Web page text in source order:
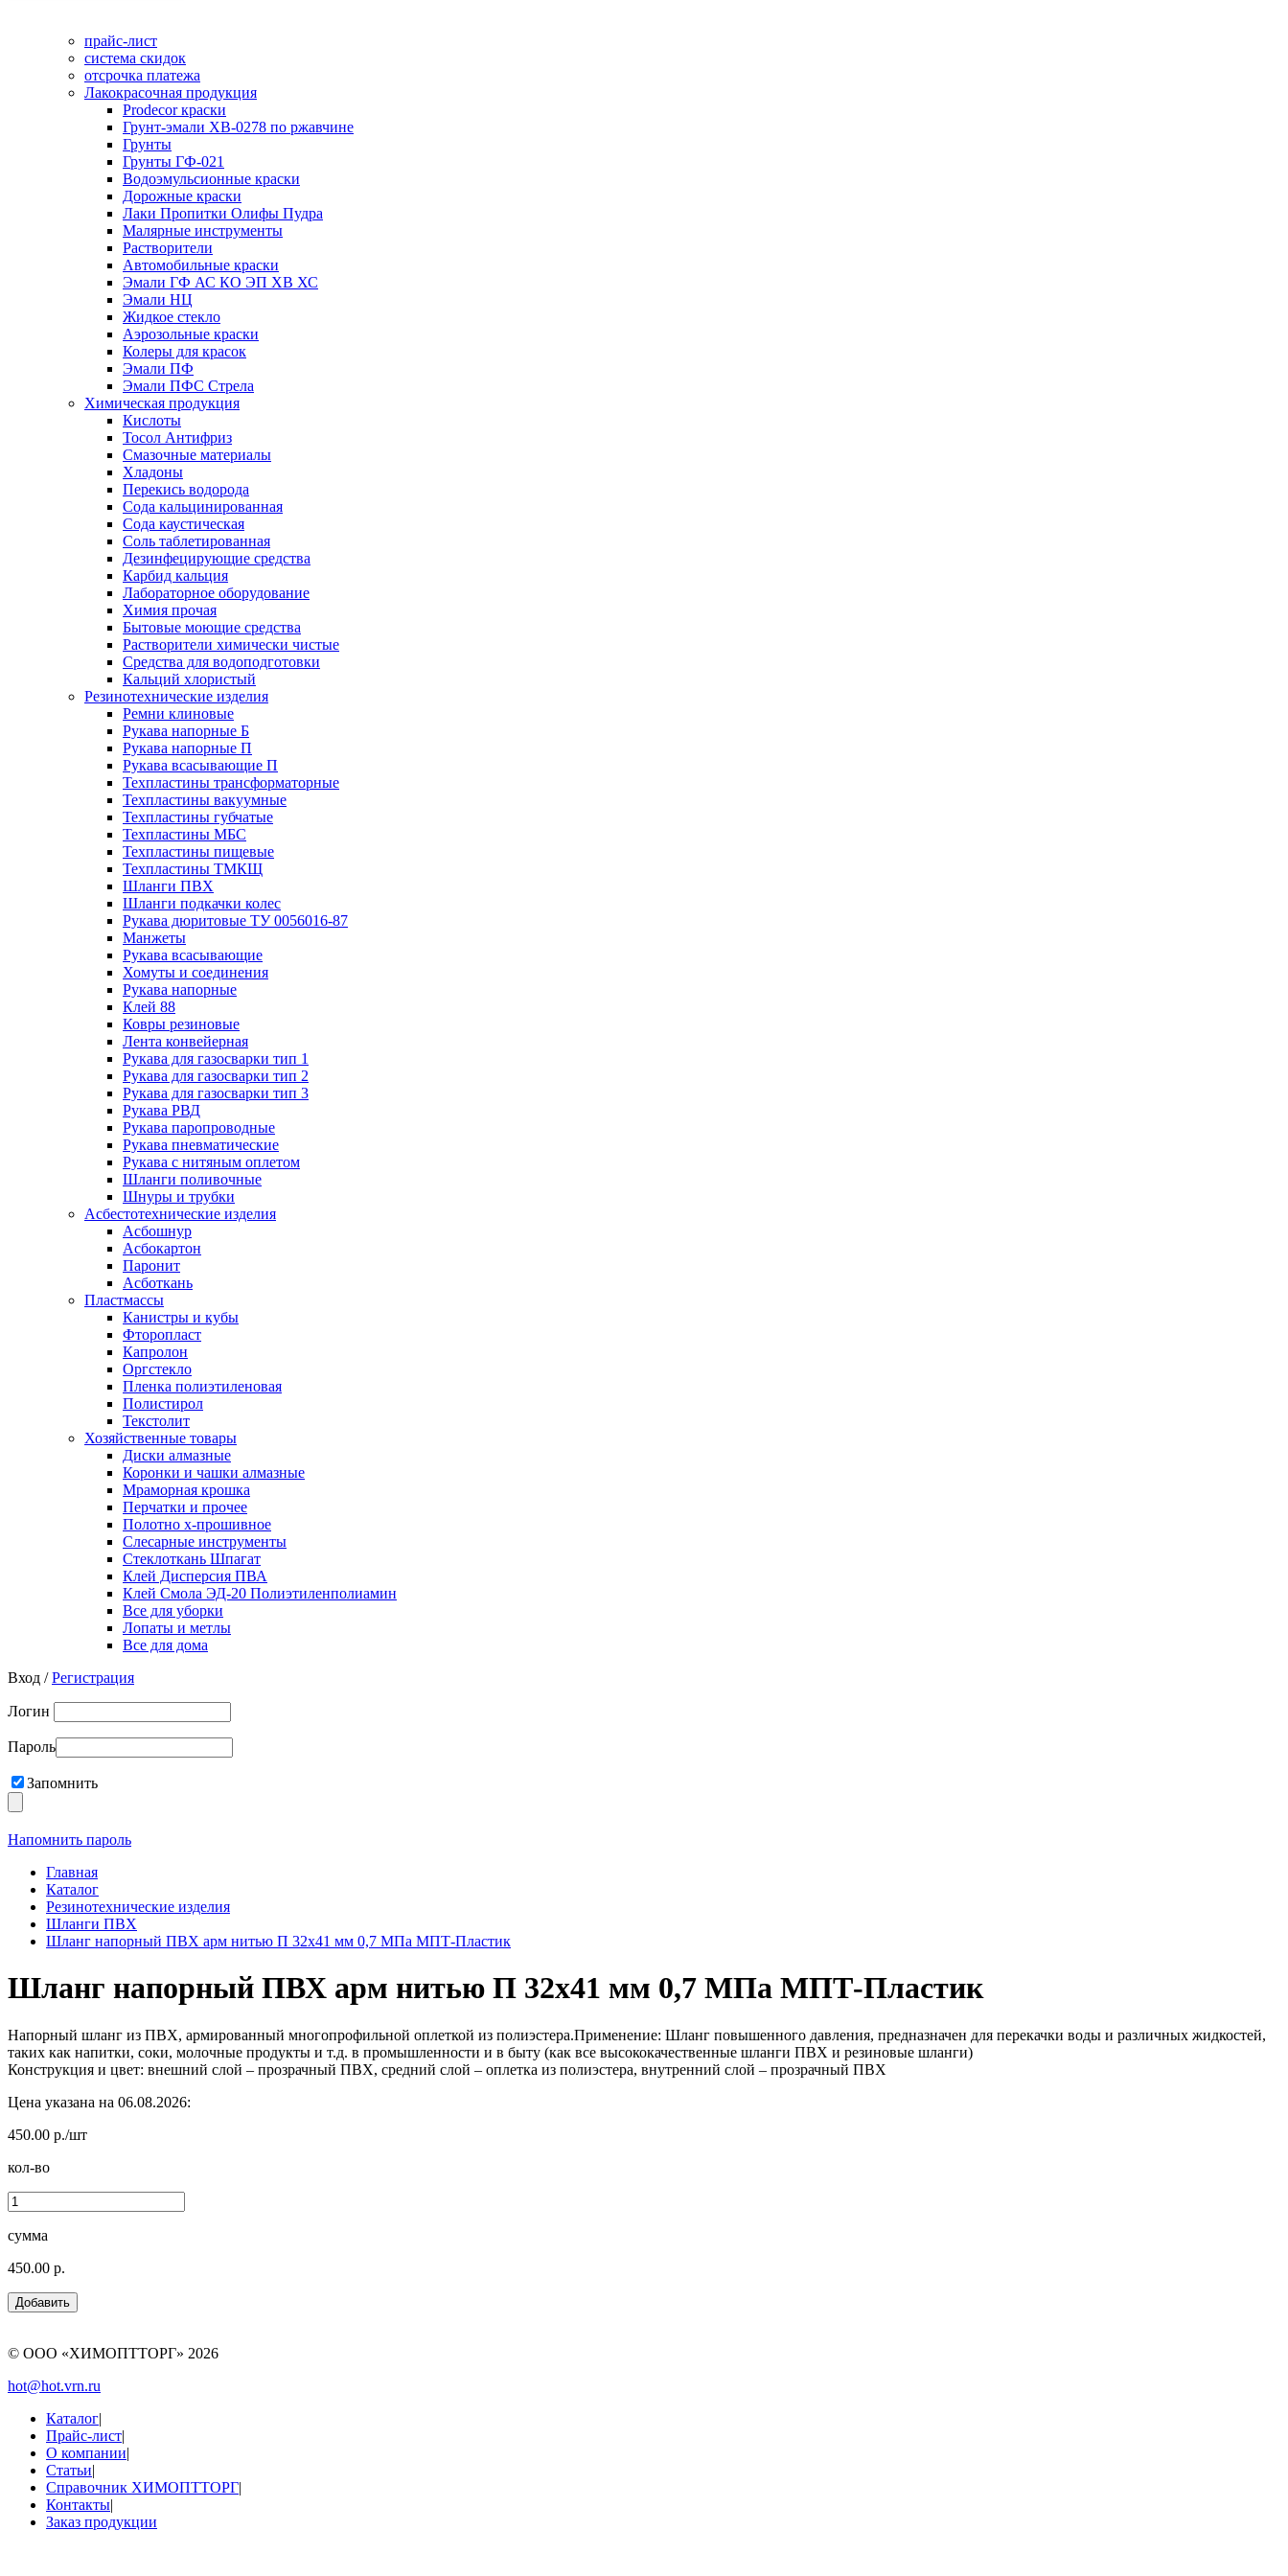
прайс-лист
система скидок
отсрочка платежа
Лакокрасочная продукция
Prodecor краски
Грунт-эмали ХВ-0278 по ржавчине
Грунты
Грунты ГФ-021
Водоэмульсионные краски
Дорожные краски
Лаки Пропитки Олифы Пудра
Малярные инструменты
Растворители
Автомобильные краски
Эмали ГФ АС КО ЭП ХВ ХС
Эмали НЦ
Жидкое стекло
Аэрозольные краски
Колеры для красок
Эмали ПФ
Эмали ПФС Стрела
Химическая продукция
Кислоты
Тосол Антифриз
Смазочные материалы
Хладоны
Перекись водорода
Сода кальцинированная
Сода каустическая
Соль таблетированная
Дезинфецирующие средства
Карбид кальция
Лабораторное оборудование
Химия прочая
Бытовые моющие средства
Растворители химически чистые
Средства для водоподготовки
Кальций хлористый
Резинотехнические изделия
Ремни клиновые
Рукава напорные Б
Рукава напорные П
Рукава всасывающие П
Техпластины трансформаторные
Техпластины вакуумные
Техпластины губчатые
Техпластины МБС
Техпластины пищевые
Техпластины ТМКЩ
Шланги ПВХ
Шланги подкачки колес
Рукава дюритовые ТУ 0056016-87
Манжеты
Рукава всасывающие
Хомуты и соединения
Рукава напорные
Клей 88
Ковры резиновые
Лента конвейерная
Рукава для газосварки тип 1
Рукава для газосварки тип 2
Рукава для газосварки тип 3
Рукава РВД
Рукава паропроводные
Рукава пневматические
Рукава с нитяным оплетом
Шланги поливочные
Шнуры и трубки
Асбестотехнические изделия
Асбошнур
Асбокартон
Паронит
Асботкань
Пластмассы
Канистры и кубы
Фторопласт
Капролон
Оргстекло
Пленка полиэтиленовая
Полистирол
Текстолит
Хозяйственные товары
Диски алмазные
Коронки и чашки алмазные
Мраморная крошка
Перчатки и прочее
Полотно х-прошивное
Слесарные инструменты
Стеклоткань Шпагат
Клей Дисперсия ПВА
Клей Смола ЭД-20 Полиэтиленполиамин
Все для уборки
Лопаты и метлы
Все для дома
Вход /Регистрация
Логин
Пароль
Запомнить
Напомнить пароль
Главная
Каталог
Резинотехнические изделия
Шланги ПВХ
Шланг напорный ПВХ арм нитью П 32х41 мм 0,7 МПа МПТ-Пластик
Шланг напорный ПВХ арм нитью П 32х41 мм 0,7 МПа МПТ-Пластик
Напорный шланг из ПВХ, армированный многопрофильной оплеткой из полиэстера.Применение: Шланг повышенного давления, предназначен для перекачки воды и различных жидкостей,
таких как напитки, соки, молочные продукты и т.д. в промышленности и в быту (как все высококачественные шланги ПВХ и резиновые шланги)
Конструкция и цвет: внешний слой – прозрачный ПВХ, средний слой – оплетка из полиэстера, внутренний слой – прозрачный ПВХ
Цена указана на 06.08.2026:
450.00 р./шт
кол-во
сумма
450.00 р.
© ООО «ХИМОПТТОРГ» 2026
hot@hot.vrn.ru
Каталог|
Прайс-лист|
О компании|
Статьи|
Справочник ХИМОПТТОРГ|
Контакты|
Заказ продукции